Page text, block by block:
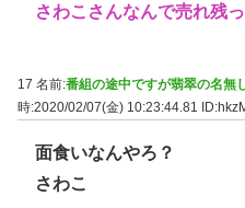
さわこさんなんで売れ残
17 名前:番組の途中ですが翡翠の名無
時:2020/02/07(金) 10:23:44.81
面食いなんやろ？
さわこ